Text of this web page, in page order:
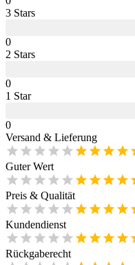
3 Stars
0
2 Stars
0
1 Star
0
Versand & Lieferung
Guter Wert
Preis & Qualität
Kundendienst
Rückgaberecht